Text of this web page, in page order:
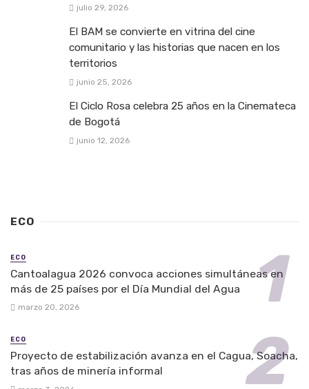
julio 29, 2026
El BAM se convierte en vitrina del cine
comunitario y las historias que nacen en los
territorios
junio 25, 2026
El Ciclo Rosa celebra 25 años en la Cinemateca
de Bogotá
junio 12, 2026
ECO
ECO
Cantoalagua 2026 convoca acciones simultáneas en
más de 25 países por el Día Mundial del Agua
marzo 20, 2026
ECO
Proyecto de estabilización avanza en el Cagua, Soacha,
tras años de minería informal